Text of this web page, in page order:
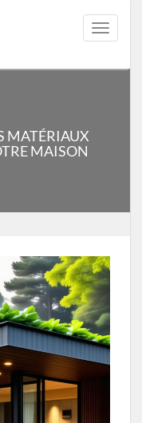
Toggle
MATÉRIAUX
MAISON